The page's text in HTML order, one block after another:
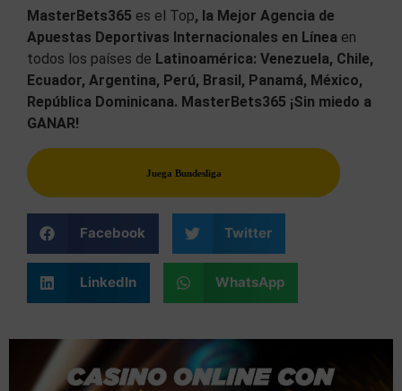
MasterBets365 es el Top, la Mejor Agencia de
Apuestas Deportivas Internacionales en Línea en
todos los países de Latinoamérica: Venezuela, Chile,
Ecuador, Argentina, Perú, Brasil, Panamá, México,
República Dominicana. MasterBets365 ¡Sin miedo a
GANAR!
Juega Bundesliga
Facebook Twitter
LinkedIn WhatsApp